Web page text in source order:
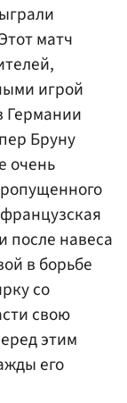
матч
игрой
Германии
Бруну
очень
после навеса
в борьбе
со
свою
этим
его